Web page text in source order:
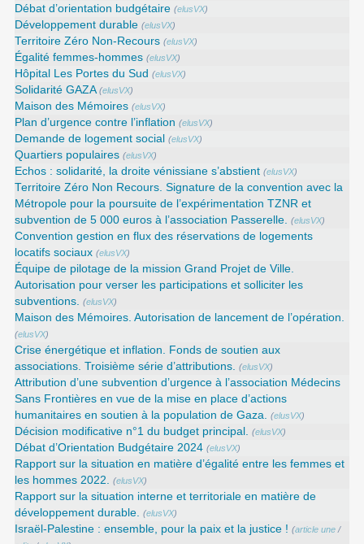
Débat d’orientation budgétaire (elusVX)
Développement durable (elusVX)
Territoire Zéro Non-Recours (elusVX)
Égalité femmes-hommes (elusVX)
Hôpital Les Portes du Sud (elusVX)
Solidarité GAZA (elusVX)
Maison des Mémoires (elusVX)
Plan d’urgence contre l’inflation (elusVX)
Demande de logement social (elusVX)
Quartiers populaires (elusVX)
Echos : solidarité, la droite vénissiane s’abstient (elusVX)
Territoire Zéro Non Recours. Signature de la convention avec la
Métropole pour la poursuite de l’expérimentation TZNR et
subvention de 5 000 euros à l’association Passerelle. (elusVX)
Convention gestion en flux des réservations de logements
locatifs sociaux (elusVX)
Équipe de pilotage de la mission Grand Projet de Ville.
Autorisation pour verser les participations et solliciter les
subventions. (elusVX)
Maison des Mémoires. Autorisation de lancement de l’opération.
(elusVX)
Crise énergétique et inflation. Fonds de soutien aux
associations. Troisième série d’attributions. (elusVX)
Attribution d’une subvention d’urgence à l’association Médecins
Sans Frontières en vue de la mise en place d’actions
humanitaires en soutien à la population de Gaza. (elusVX)
Décision modificative n°1 du budget principal. (elusVX)
Débat d’Orientation Budgétaire 2024 (elusVX)
Rapport sur la situation en matière d’égalité entre les femmes et
les hommes 2022. (elusVX)
Rapport sur la situation interne et territoriale en matière de
développement durable. (elusVX)
Israël-Palestine : ensemble, pour la paix et la justice ! (article une/